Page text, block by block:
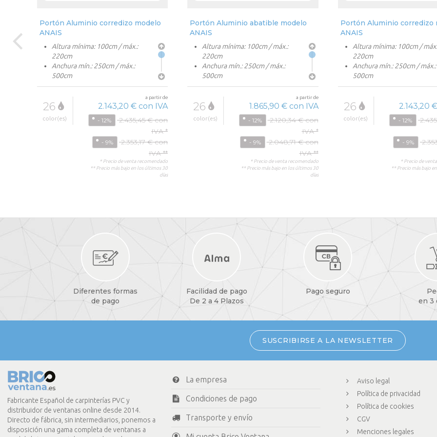
Portón Aluminio corredizo modelo
ANAIS
Altura mínima: 100cm / máx.:
220cm
Anchura mín.: 250cm / máx.:
500cm
Motorización opcional
Lamas horizontales
Forja decorativa a elegir
26
color(es)
a partir de
2.143,20 € con IVA
- 12%
2.435,45 € con
IVA *
- 9%
2.353,17 € con
IVA **
* Precio de venta recomendado
** Precio más bajo en los últimos 30
días
Portón Aluminio abatible modelo
ANAIS
Altura mínima: 100cm / máx.:
220cm
Anchura mín.: 250cm / máx.:
500cm
Motorización opcional
Lamas horizontales
Forja decorativa a elegir
26
color(es)
a partir de
1.865,90 € con IVA
- 12%
2.120,34 € con
IVA *
- 9%
2.048,71 € con
IVA **
* Precio de venta recomendado
** Precio más bajo en los últimos 30
días
Portón Aluminio corredizo
ANAIS
Altura mínima: 100cm /
220cm
Anchura mín.: 250cm / máx.:
500cm
Motorización opcional
Lamas horizontales
Forja decorativa a elegir
26
color(es)
2.143,20
- 12%
- 9%
* Precio de
** Precio más bajo
Diferentes formas
de pago
Facilidad de pago
De 2 a 4 Plazos
Pago seguro
en 3
SUSCRIBIRSE A LA NEWSLETTER
Fabricante Español de carpinterías PVC y
distribuidor de ventanas online desde 2014.
Directo de fábrica, sin intermediarios, ponemos a
disposición una gama completa de ventanas a
La empresa
Condiciones de pago
Transporte y envío
Aviso legal
Política de privacidad
Política de cookies
CGV
Menciones legales